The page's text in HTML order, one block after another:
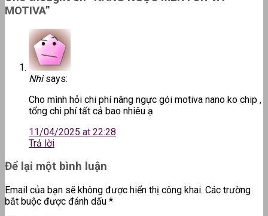
MOTIVA”
Nhi says:
Cho mình hỏi chi phí nâng ngực gói motiva nano ko chip ,
tổng chi phí tất cả bao nhiêu ạ
11/04/2025 at 22:28
Trả lời
Để lại một bình luận
Email của bạn sẽ không được hiển thị công khai. Các trường
bắt buộc được đánh dấu *